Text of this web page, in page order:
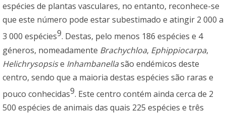
espécies de plantas vasculares, no entanto, reconhece-se
que este número pode estar subestimado e atingir 2 000 a
3 000 espécies9. Destas, pelo menos 186 espécies e 4
géneros, nomeadamente Brachychloa, Ephippiocarpa,
Helichrysopsise Inhambanellasão endémicos deste
centro, sendo que a maioria destas espécies são raras e
pouco conhecidas9. Este centro contém ainda cerca de 2
500 espécies de animais das quais 225 espécies e três